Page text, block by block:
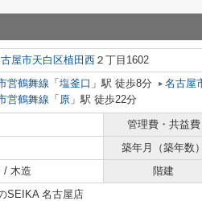
屋市天白区植田西 ２丁目1602
営鶴舞線 「 塩釜口 」駅 徒歩8分 名古屋
営鶴舞線 「 原 」駅 徒歩22分
管理費・共益費
築年月（築年数）
/ 木造 階建
SEIKA 名古屋店